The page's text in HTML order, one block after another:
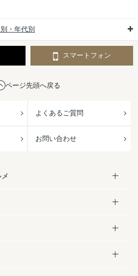
・年代別
スマートフォン
ページ先頭へ戻る
よくあるご質問
お問い合わせ